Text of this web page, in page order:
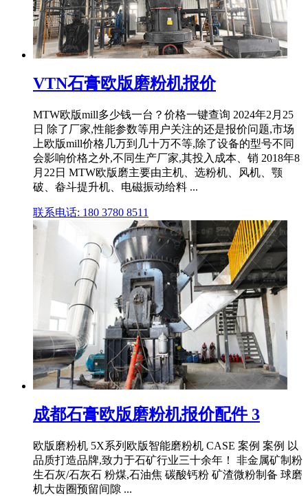
VTN石膏欧版磨粉机报价
MTW欧版mill多少钱一台？价格一键查询 2024年2月25
日 除了厂家,性能参数等用户关注的还是报价问题,市场
上欧版mill价格几万到几十万不等,除了设备的型号不同
会影响价格之外,不同生产厂家,其投入成本、销 2018年8
月22日 MTW欧版磨主要由主机、选粉机、风机、颚
破、畚斗提升机、电磁振动给料 ...
联系电话: 180 3780 8511
成都石膏欧版磨粉机报价配件 3
欧版磨粉机 5X系列欧版智能磨粉机 CASE 案例 案例 以
品质打造品牌,致力于石矿行业三十余年！ 非金属矿制粉
生石灰/石灰石 粉煤,石油焦 碳酸钙粉 矿渣微粉制备 球磨
机大齿圈预留间隙 ...